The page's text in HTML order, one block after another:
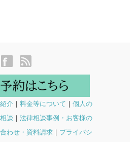
介 ｜ 料金等について ｜ 個人の
談 ｜ 法律相談事例・お客様の
わせ・資料請求｜ プライバシ